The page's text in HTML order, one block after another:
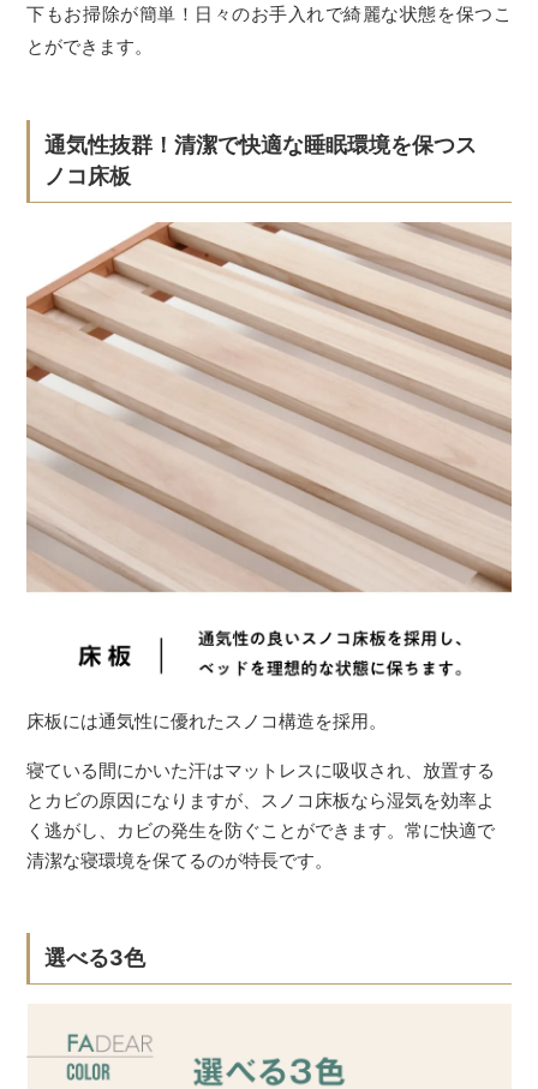
下もお掃除が簡単！日々のお手入れで綺麗な状態を保つこ
とができます。
通気性抜群！清潔で快適な睡眠環境を保つス
ノコ床板
床板には通気性に優れたスノコ構造を採用。
寝ている間にかいた汗はマットレスに吸収され、放置する
とカビの原因になりますが、スノコ床板なら湿気を効率よ
く逃がし、カビの発生を防ぐことができます。常に快適で
清潔な寝環境を保てるのが特長です。
選べる3色